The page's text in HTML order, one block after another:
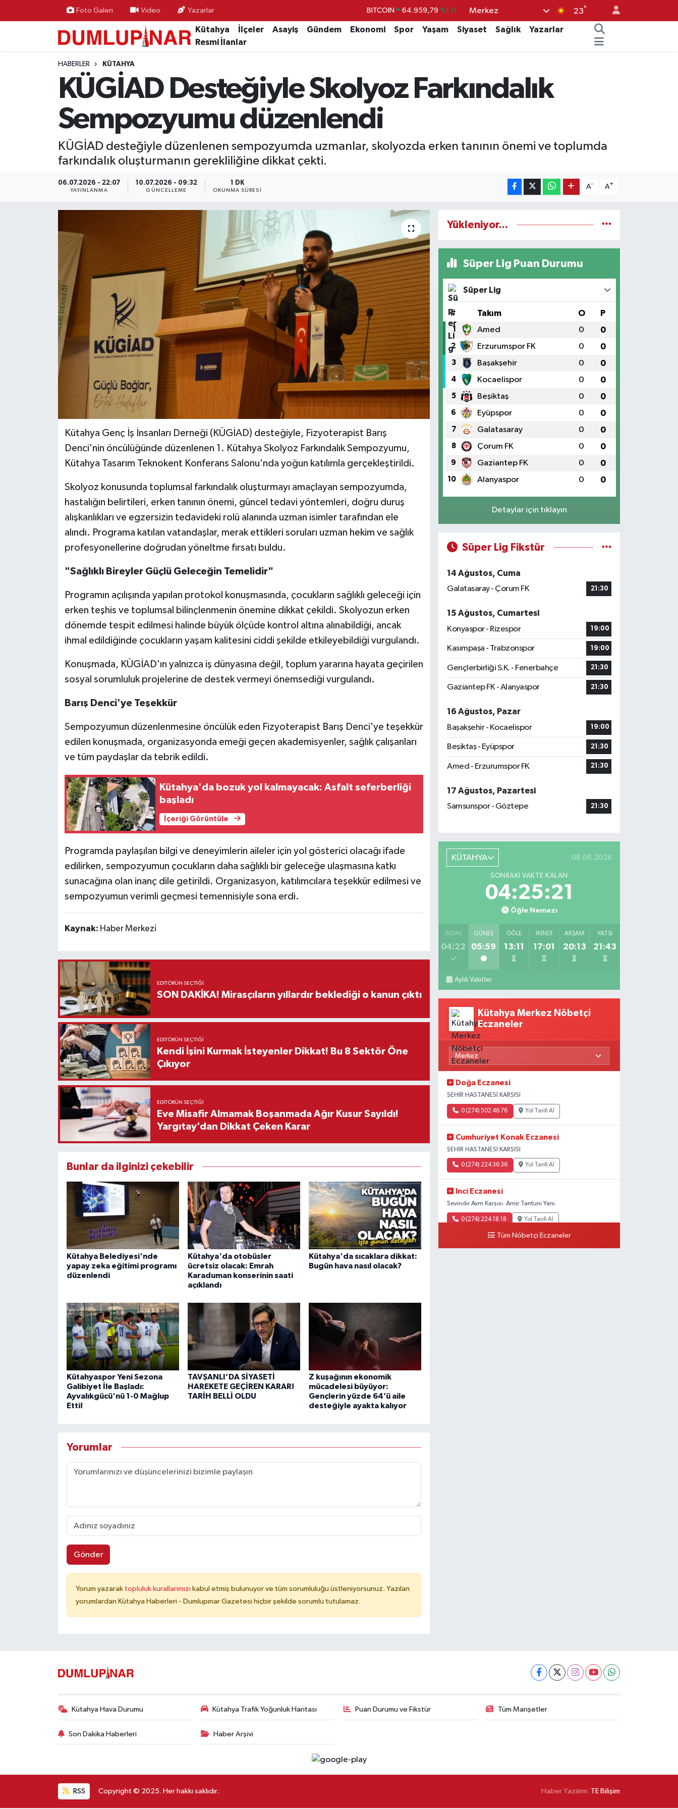
Foto Galeri Video Yazarlar BITCOIN 64.959,79 %1.11
DOLAR 47,7436 %0.18
GRAM ALTIN 6660.55 %0.03
Merkez 23°
Kütahya İlçeler Asayiş Gündem Ekonomi Spor Yaşam Siyaset Sağlık
Yazarlar
Resmi İlanlar
HABERLER KÜTAHYA
KÜGİAD Desteğiyle Skolyoz Farkındalık
Sempozyumu düzenlendi
KÜGİAD desteğiyle düzenlenen sempozyumda uzmanlar, skolyozda erken tanının önemi ve toplumda
farkındalık oluşturmanın gerekliliğine dikkat çekti.
06.07.2026 - 22:07
YAYINLANMA
10.07.2026 - 09:32
GÜNCELLEME
1 DK
OKUNMA SÜRESI
A- A+
Kütahya Genç İş İnsanları Derneği (KÜGİAD) desteğiyle, Fizyoterapist Barış
Denci'nin öncülüğünde düzenlenen 1. Kütahya Skolyoz Farkındalık Sempozyumu,
Kütahya Tasarım Teknokent Konferans Salonu'nda yoğun katılımla gerçekleştirildi.
Skolyoz konusunda toplumsal farkındalık oluşturmayı amaçlayan sempozyumda,
hastalığın belirtileri, erken tanının önemi, güncel tedavi yöntemleri, doğru duruş
alışkanlıkları ve egzersizin tedavideki rolü alanında uzman isimler tarafından ele
alındı. Programa katılan vatandaşlar, merak ettikleri soruları uzman hekim ve sağlık
profesyonellerine doğrudan yöneltme fırsatı buldu.
"Sağlıklı Bireyler Güçlü Geleceğin Temelidir"
Programın açılışında yapılan protokol konuşmasında, çocukların sağlıklı geleceği için
erken teşhis ve toplumsal bilinçlenmenin önemine dikkat çekildi. Skolyozun erken
dönemde tespit edilmesi halinde büyük ölçüde kontrol altına alınabildiği, ancak
ihmal edildiğinde çocukların yaşam kalitesini ciddi şekilde etkileyebildiği vurgulandı.
Konuşmada, KÜGİAD'ın yalnızca iş dünyasına değil, toplum yararına hayata geçirilen
sosyal sorumluluk projelerine de destek vermeyi önemsediği vurgulandı.
Barış Denci'ye Teşekkür
Sempozyumun düzenlenmesine öncülük eden Fizyoterapist Barış Denci'ye teşekkür
edilen konuşmada, organizasyonda emeği geçen akademisyenler, sağlık çalışanları
ve tüm paydaşlar da tebrik edildi.
Kütahya'da bozuk yol kalmayacak: Asfalt seferberliği
başladı
İçeriği Görüntüle
Programda paylaşılan bilgi ve deneyimlerin aileler için yol gösterici olacağı ifade
edilirken, sempozyumun çocukların daha sağlıklı bir geleceğe ulaşmasına katkı
sunacağına olan inanç dile getirildi. Organizasyon, katılımcılara teşekkür edilmesi ve
sempozyumun verimli geçmesi temennisiyle sona erdi.
Kaynak: Haber Merkezi
EDITÖRÜN SEÇTIĞI
SON DAKİKA! Mirasçıların yıllardır beklediği o kanun çıktı
EDITÖRÜN SEÇTIĞI
Kendi İşini Kurmak İsteyenler Dikkat! Bu 8 Sektör Öne
Çıkıyor
EDITÖRÜN SEÇTIĞI
Eve Misafir Almamak Boşanmada Ağır Kusur Sayıldı!
Yargıtay’dan Dikkat Çeken Karar
Bunlar da ilginizi çekebilir
Kütahya Belediyesi'nde
yapay zeka eğitimi programı
düzenlendi
Kütahya'da otobüsler
ücretsiz olacak: Emrah
Karaduman konserinin saati
açıklandı
Kütahya'da sıcaklara dikkat:
Bugün hava nasıl olacak?
Kütahyaspor Yeni Sezona
Galibiyet İle Başladı:
Ayvalıkgücü'nü 1-0 Mağlup
Etti!
TAVŞANLI’DA SİYASETİ
HAREKETE GEÇİREN KARAR!
TARİH BELLİ OLDU
Z kuşağının ekonomik
mücadelesi büyüyor:
Gençlerin yüzde 64’ü aile
desteğiyle ayakta kalıyor
Yorumlar
Gönder
Yorum yazarak topluluk kurallarımızı kabul etmiş bulunuyor ve tüm sorumluluğu üstleniyorsunuz. Yazılan
yorumlardan Kütahya Haberleri - Dumlupınar Gazetesi hiçbir şekilde sorumlu tutulamaz.
Yükleniyor...
Süper Lig Puan Durumu
Süper Lig
# Takım O P
1 Amed 0 0
2 Erzurumspor FK 0 0
3 Başakşehir 0 0
4 Kocaelispor 0 0
5 Beşiktaş 0 0
6 Eyüpspor 0 0
7 Galatasaray 0 0
8 Çorum FK 0 0
9 Gaziantep FK 0 0
10 Alanyaspor 0 0
Detaylar için tıklayın
Süper Lig Fikstür
14 Ağustos, Cuma
Galatasaray - Çorum FK
21:30
15 Ağustos, Cumartesi
Konyaspor - Rizespor
19:00
Kasımpaşa - Trabzonspor 19:00
Gençlerbirliği S.K. - Fenerbahçe 21:30
Gaziantep FK - Alanyaspor 21:30
16 Ağustos, Pazar
Başakşehir - Kocaelispor
19:00
Beşiktaş - Eyüpspor 21:30
Amed - Erzurumspor FK 21:30
17 Ağustos, Pazartesi
Samsunspor - Göztepe
21:30
KÜTAHYA 08.08.2026
SONRAKI VAKTE KALAN
04:25:20
Öğle Namazı
İMSAK
04:22
GÜNEŞ
05:59
ÖĞLE
13:11
İKINDI
17:01
AKŞAM
20:13
YATSI
21:43
Aylık Vakitler
Kütahya Merkez Nöbetçi
Eczaneler
Doğa Eczanesi
ŞEHİR HASTANESİ KARŞISI
0 (274) 502 46 76 Yol Tarifi Al
Cumhuriyet Konak Eczanesi
ŞEHİR HASTANESİ KARŞISI
0 (274) 224 36 36 Yol Tarifi Al
Inci Eczanesi
Sevindir Avm Karşısı. Amir Tantuni Yanı.
0 (274) 224 18 18 Yol Tarifi Al
Tüm Nöbetçi Eczaneler
Kütahya Hava Durumu Kütahya Trafik Yoğunluk Haritası Puan Durumu ve Fikstür Tüm Manşetler
Son Dakika Haberleri Haber Arşivi
RSS Copyright © 2025. Her hakkı saklıdır. Haber Yazılımı: TE Bilişim
Ekonomi
Haber İlanlar
Kültür-Sanat
Magazin
Resmi İlanlar
Vefat Haberleri
Kütahya Hava Durumu
Kütahya Trafik Yoğunluk Haritası
Süper Lig Puan Durumu ve Fikstür
Tüm Manşetler
Son Dakika Haberleri
Haber Arşivi